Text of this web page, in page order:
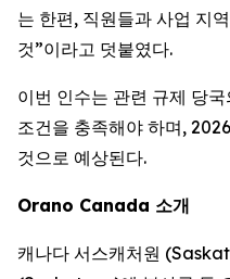
는 한편, 직원들과 사업 지
것”이라고 덧붙였다.
이번 인수는 관련 규제 당
조건을 충족해야 하며,
것으로 예상된다.
Orano Canada 소개
캐나다 서스캐처원